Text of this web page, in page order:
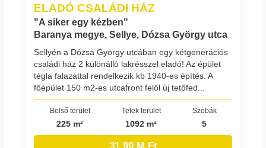
ELADÓ CSALÁDI HÁZ
"A siker egy kézben"
Baranya megye, Sellye, Dózsa György utca
Sellyén a Dózsa György utcában egy kétgenerációs
családi ház 2 különálló lakrésszel eladó! Az épület
tégla falazattal rendelkezik kb 1940-es építés. A
főépület 150 m2-es utcafront felől új tetőfed...
Belső terület
225 m²
Telek terület
1092 m²
Szobák
5